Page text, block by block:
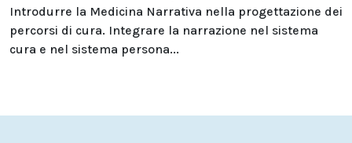
Introdurre la Medicina Narrativa nella progettazione dei
percorsi di cura. Integrare la narrazione nel sistema
cura e nel sistema persona...